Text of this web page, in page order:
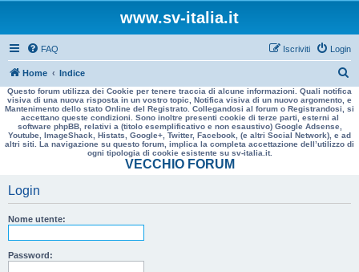
www.sv-italia.it
FAQ Login
Iscriviti
Home Indice
e
r
a
Questo forum utilizza dei Cookie per tenere traccia di alcune informazioni. Quali notifica
visiva di una nuova risposta in un vostro topic, Notifica visiva di un nuovo argomento, e
Mantenimento dello stato Online del Registrato. Collegandosi al forum o Registrandosi, si
accettano queste condizioni. Sono inoltre presenti cookie di terze parti, esterni al
software phpBB, relativi a (titolo esemplificativo e non esaustivo) Google Adsense,
Youtube, ImageShack, Histats, Google+, Twitter, Facebook, (e altri Social Network), e ad
altri siti. La navigazione su questo forum, implica la completa accettazione dell’utilizzo di
ogni tipologia di cookie esistente su sv-italia.it.
VECCHIO FORUM
Login
Nome utente:
Password: